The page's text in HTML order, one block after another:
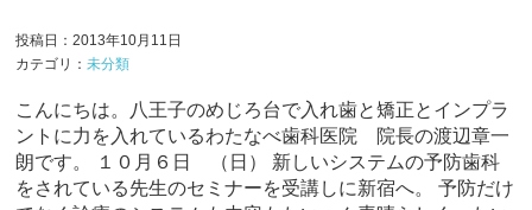
投稿日：2013年10月11日
カテゴリ：未分類
こんにちは。八王子のめじろ台で入れ歯と矯正とインプラ
ントに力を入れているわたなべ歯科医院 院長の渡辺章一
朗です。 １０月６日 （日） 新しいシステムの予防歯科
をされている先生のセミナーを受講しに新宿へ。 予防だけ